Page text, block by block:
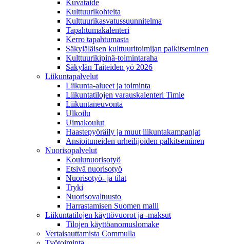
Kuvataide
Kulttuurikohteita
Kulttuurikasvatussuunnitelma
Tapahtumakalenteri
Kerro tapahtumasta
Säkyläläisen kulttuuritoimijan palkitseminen
Kulttuurikipinä-toimintaraha
Säkylän Taiteiden yö 2026
Liikuntapalvelut
Liikunta-alueet ja toiminta
Liikuntatilojen varauskalenteri Timle
Liikuntaneuvonta
Ulkoilu
Uimakoulut
Haastepyöräily ja muut liikuntakampanjat
Ansioituneiden urheilijoiden palkitseminen
Nuorisopalvelut
Koulunuorisotyö
Etsivä nuorisotyö
Nuorisotyö- ja tilat
Tryki
Nuorisovaltuusto
Harrastamisen Suomen malli
Liikuntatilojen käyttövuorot ja -maksut
Tilojen käyttöanomuslomake
Vertaisauttamista Commulla